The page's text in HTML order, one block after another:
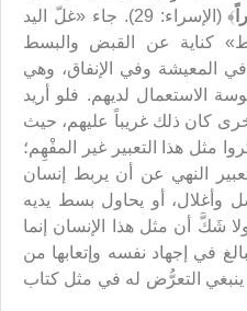
﴾ (الإسراء: 29). جاء «غلّ اليد
كناية عن القبض والبسط
المعيشة وفي الإنفاق، وهي
الاستعمال لديهم. فلو أريد
كان ذلك غريباً عليهم، حيث
مثل هذا التعبير غير المفْهِم؛
النهي عن أن يربط إنسان
وأغلال، أو يحاول بسط يديه
شَكَّ أن مثل هذا الإنسان إنما
في إجهاد نفسه وإتعابها من
التعرُّض له في مثل كتاب